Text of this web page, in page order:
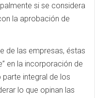
si se considera
la aprobación de
de las empresas, éstas
en la incorporación de
integral de los
lo que opinan las